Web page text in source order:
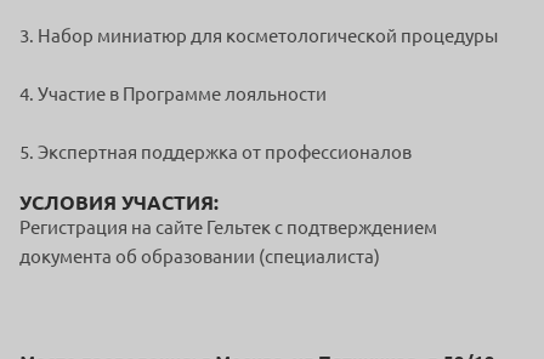
3. Набор миниатюр для косметологической процедуры
4. Участие в Программе лояльности
5. Экспертная поддержка от профессионалов
УСЛОВИЯ УЧАСТИЯ:
Регистрация на сайте Гельтек с подтверждением
документа об образовании (специалиста)